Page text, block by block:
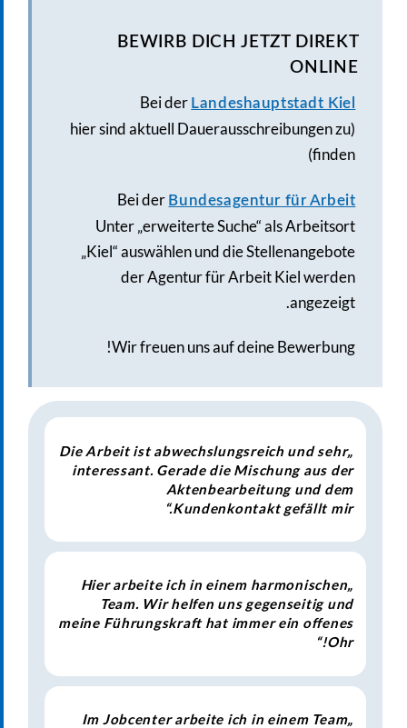
BEWIRB DICH JETZT DIREKT
ONLINE
Bei der Landeshauptstadt Kiel
(hier sind aktuell Dauerausschreibungen zu
finden)
Bei der Bundesagentur für Arbeit
Unter „erweiterte Suche“ als Arbeitsort
„Kiel“ auswählen und die Stellenangebote
der Agentur für Arbeit Kiel werden
angezeigt.
Wir freuen uns auf deine Bewerbung!
„Die Arbeit ist abwechslungsreich und sehr
interessant. Gerade die Mischung aus der
Aktenbearbeitung und dem
Kundenkontakt gefällt mir.“
„Hier arbeite ich in einem harmonischen
Team. Wir helfen uns gegenseitig und
meine Führungskraft hat immer ein offenes
Ohr!“
„Im Jobcenter arbeite ich in einem Team